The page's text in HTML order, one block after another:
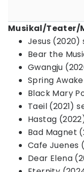
Musikal/Teater/
Jesus
Bear the
Gwangju
Spring
Black Mary
Taeil (2021)
Hastag
Bad Magnet
Cafe Juenes
Dear Elena